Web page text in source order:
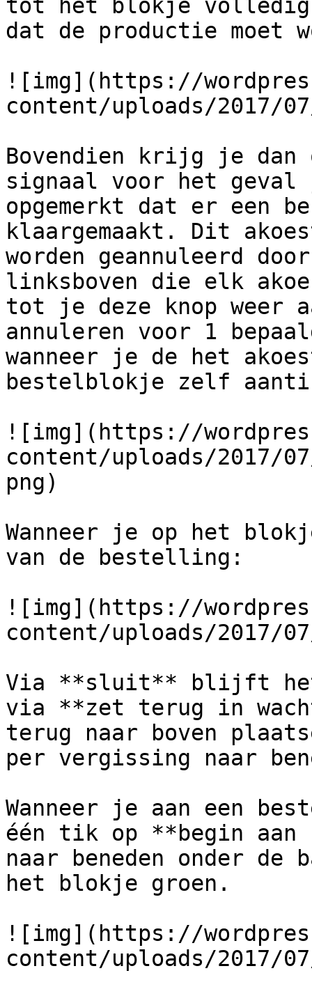
tot het blokje
dat de productie moet
![img](https://
content/uploads/2017/
Bovendien krijg je dan
signaal voor het geval
opgemerkt dat er een
klaargemaakt. Dit
worden geannuleerd
linksboven die elk
tot je deze knop weer
annuleren voor 1
wanneer je de het
bestelblokje zelf
![img](https://
content/uploads/2017/
png)
Wanneer je op het
van de bestelling:
![img](https://
content/uploads/2017/
Via **sluit** blijft het
via **zet terug in
terug naar boven
per vergissing naar
Wanneer je aan een
één tik op **begin
naar beneden onder
het blokje groen.
![img](https://
content/uploads/2017/